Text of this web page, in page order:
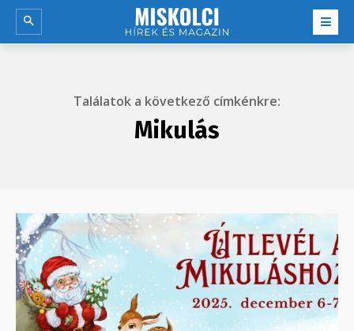
Találatok a következő címkénkre:
Mikulás